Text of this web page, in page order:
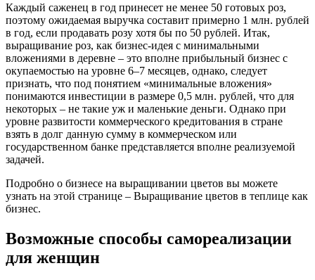
Каждый саженец в год принесет не менее 50 готовых роз,
поэтому ожидаемая выручка составит примерно 1 млн. рублей
в год, если продавать розу хотя бы по 50 рублей. Итак,
выращивание роз, как бизнес-идея с минимальными
вложениями в деревне – это вполне прибыльный бизнес с
окупаемостью на уровне 6–7 месяцев, однако, следует
признать, что под понятием «минимальные вложения»
понимаются инвестиции в размере 0,5 млн. рублей, что для
некоторых – не такие уж и маленькие деньги. Однако при
уровне развитости коммерческого кредитования в стране
взять в долг данную сумму в коммерческом или
государственном банке представляется вполне реализуемой
задачей.
Подробно о бизнесе на выращивании цветов вы можете
узнать на этой странице – Выращивание цветов в теплице как
бизнес.
Возможные способы самореализации
для женщин